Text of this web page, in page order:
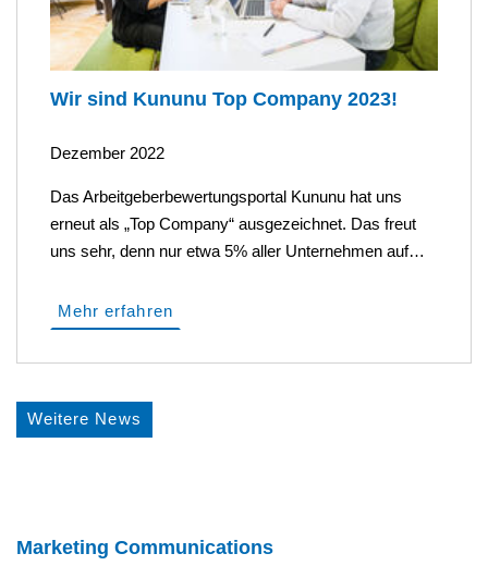
Wir sind Kununu Top Company 2023!
Dezember 2022
Das Arbeitgeberbewertungsportal Kununu hat uns
erneut als „Top Company“ ausgezeichnet. Das freut
uns sehr, denn nur etwa 5% aller Unternehmen auf…
Mehr erfahren
Weitere News
Marketing Communications